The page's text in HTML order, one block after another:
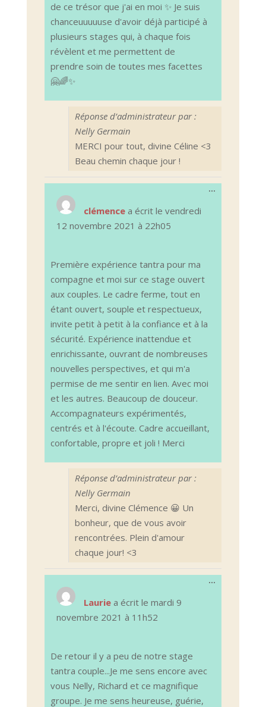
de ce trésor que j'ai en moi ✨ Je suis
chanceuuuuuse d'avoir déjà participé à
plusieurs stages qui, à chaque fois
révèlent et me permettent de
prendre soin de toutes mes facettes
🤗🌈✨
Réponse d’administrateur par :
Nelly Germain
MERCI pour tout, divine Céline <3
Beau chemin chaque jour !
clémence a écrit le vendredi
12 novembre 2021 à 22h05
Première expérience tantra pour ma
compagne et moi sur ce stage ouvert
aux couples. Le cadre ferme, tout en
étant ouvert, souple et respectueux,
invite petit à petit à la confiance et à la
sécurité. Expérience inattendue et
enrichissante, ouvrant de nombreuses
nouvelles perspectives, et qui m'a
permise de me sentir en lien. Avec moi
et les autres. Beaucoup de douceur.
Accompagnateurs expérimentés,
centrés et à l'écoute. Cadre accueillant,
confortable, propre et joli ! Merci
Réponse d’administrateur par :
Nelly Germain
Merci, divine Clémence 😀 Un
bonheur, que de vous avoir
rencontrées. Plein d'amour
chaque jour! <3
...
Laurie a écrit le mardi 9
novembre 2021 à 11h52
De retour il y a peu de notre stage
tantra couple...Je me sens encore avec
vous Nelly, Richard et ce magnifique
groupe. Je me sens heureuse, guérie,
...